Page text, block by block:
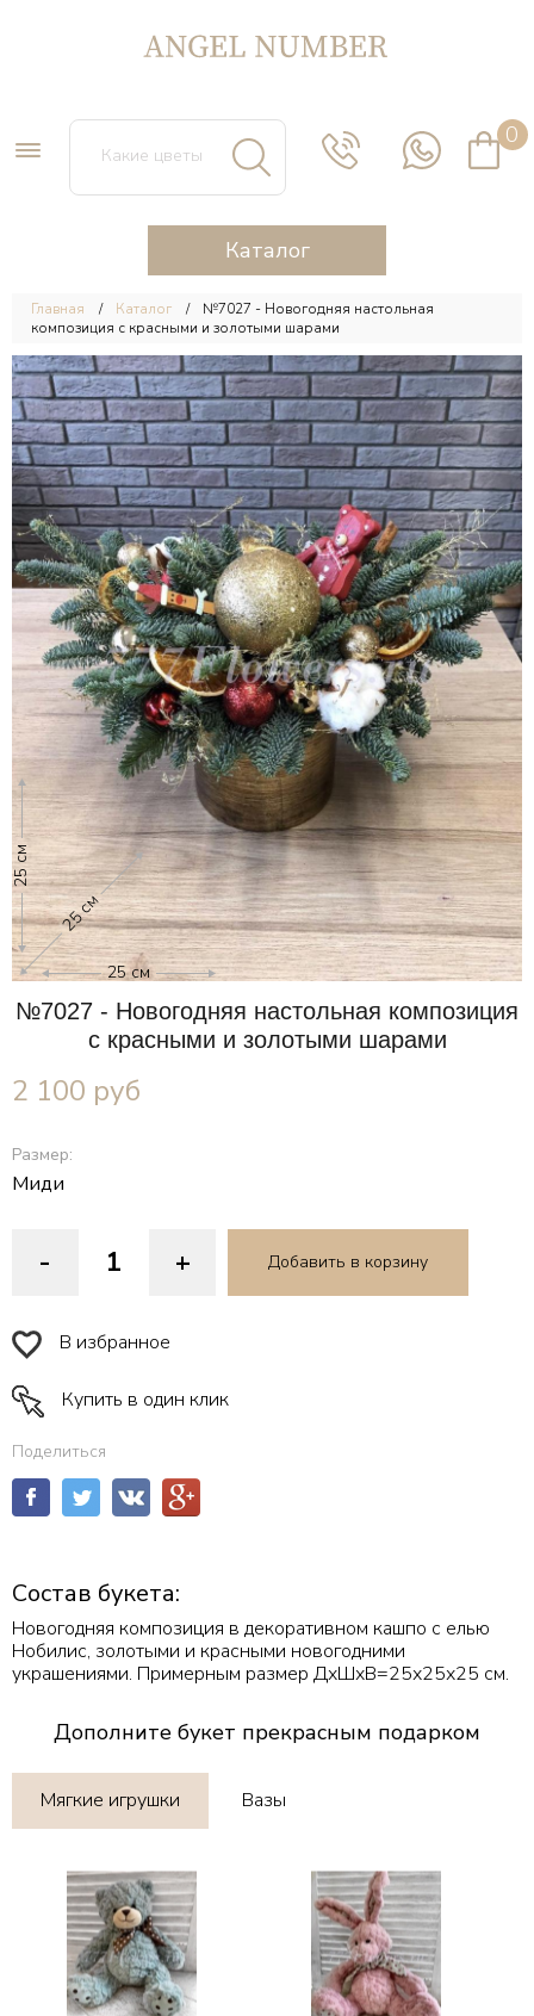
0
Каталог
Главная Каталог
№7027 - Новогодняя настольная
композиция с красными и золотыми шарами
25 см
25 см
25 см
№7027 - Новогодняя настольная композиция
с красными и золотыми шарами
2 100 руб
Размер:
Миди
- + Добавить в корзину
В избранное
Купить в один клик
Поделиться
Состав букета:
Новогодняя композиция в декоративном кашпо с елью
Нобилис, золотыми и красными новогодними
украшениями. Примерным размер ДхШхВ=25х25х25 см.
Дополните букет прекрасным подарком
Мягкие игрушки Вазы